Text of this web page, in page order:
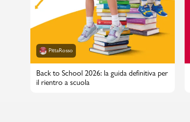
PittaRosso
Back to School 2026: la guida definitiva per
il rientro a scuola